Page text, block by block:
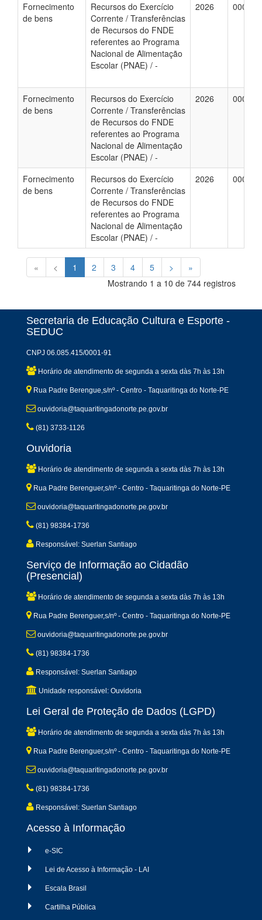
Fornecimento
de bens
Recursos do Exercício
Corrente / Transferências
de Recursos do FNDE
referentes ao Programa
Nacional de Alimentação
Escolar (PNAE) / -
2026
Fornecimento
de bens
Recursos do Exercício
Corrente / Transferências
de Recursos do FNDE
referentes ao Programa
Nacional de Alimentação
Escolar (PNAE) / -
2026
Fornecimento
de bens
Recursos do Exercício
Corrente / Transferências
de Recursos do FNDE
referentes ao Programa
Nacional de Alimentação
Escolar (PNAE) / -
2026
« < 1 2 3 4 5 >
»
Mostrando 1 a 10 de 744 registros
Secretaria de Educação Cultura e Esporte -
SEDUC
CNPJ 06.085.415/0001-91
Horário de atendimento de segunda a sexta dàs 7h às 13h
Rua Padre Berengue,s/nº - Centro - Taquaritinga do Norte-PE
ouvidoria@taquaritingadonorte.pe.gov.br
(81) 3733-1126
Ouvidoria
Horário de atendimento de segunda a sexta dàs 7h às 13h
Rua Padre Berenguer,s/nº - Centro - Taquaritinga do Norte-PE
ouvidoria@taquaritingadonorte.pe.gov.br
(81) 98384-1736
Responsável: Suerlan Santiago
Serviço de Informação ao Cidadão
(Presencial)
Horário de atendimento de segunda a sexta dàs 7h às 13h
Rua Padre Berenguer,s/nº - Centro - Taquaritinga do Norte-PE
ouvidoria@taquaritingadonorte.pe.gov.br
(81) 98384-1736
Responsável: Suerlan Santiago
Unidade responsável: Ouvidoria
Lei Geral de Proteção de Dados (LGPD)
Horário de atendimento de segunda a sexta dàs 7h às 13h
Rua Padre Berenguer,s/nº - Centro - Taquaritinga do Norte-PE
ouvidoria@taquaritingadonorte.pe.gov.br
(81) 98384-1736
Responsável: Suerlan Santiago
Acesso à Informação
e-SIC
Lei de Acesso à Informação - LAI
Escala Brasil
Cartilha Pública